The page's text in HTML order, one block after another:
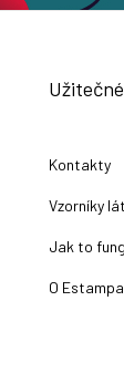
Kontakty
Vzorníky
Jak to
O